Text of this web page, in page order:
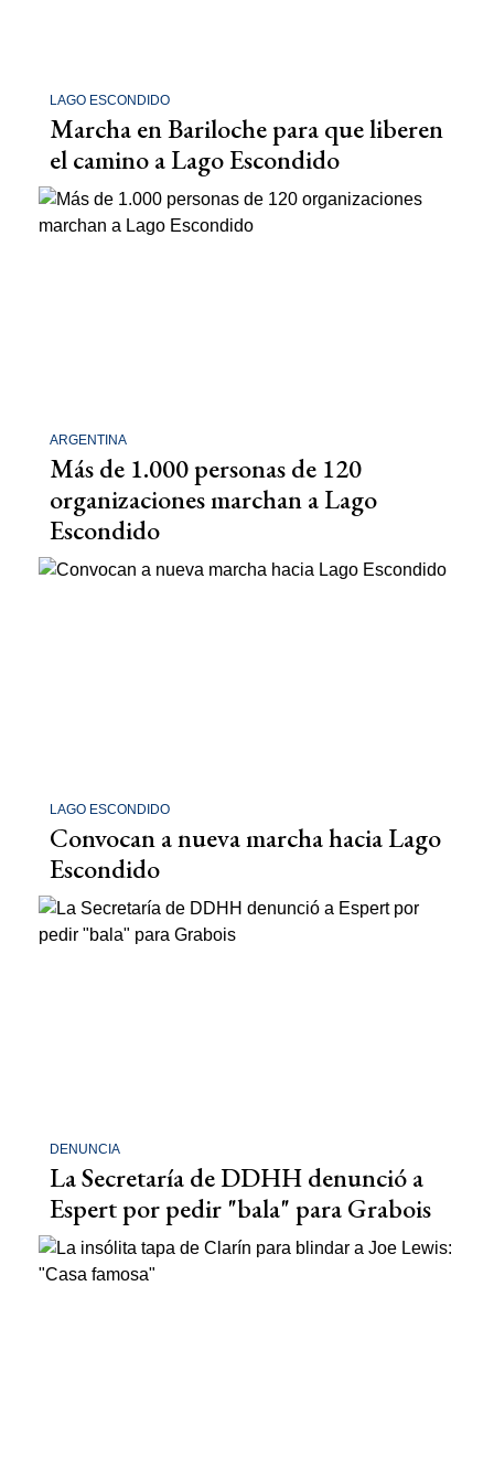
LAGO ESCONDIDO
Marcha en Bariloche para que liberen
el camino a Lago Escondido
ARGENTINA
Más de 1.000 personas de 120
organizaciones marchan a Lago
Escondido
LAGO ESCONDIDO
Convocan a nueva marcha hacia Lago
Escondido
DENUNCIA
La Secretaría de DDHH denunció a
Espert por pedir "bala" para Grabois